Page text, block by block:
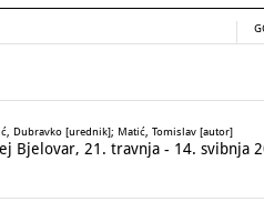
Dubravko [urednik]; Matić, Tomislav [autor]
Bjelovar, 21. travnja - 14. svibnja